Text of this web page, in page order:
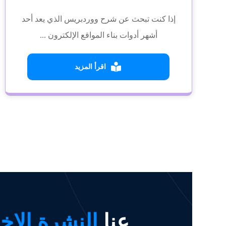
إذا كنت تبحث عن شرح ووردبريس الذي يعد أحد
أشهر أدوات بناء المواقع الإلكترون ...
اقرأ المزيد